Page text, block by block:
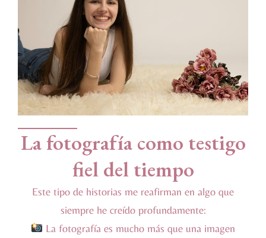
La fotografía como testigo
fiel del tiempo
Este tipo de historias me reafirman en algo que
siempre he creído profundamente:
La fotografía es mucho más que una imagen